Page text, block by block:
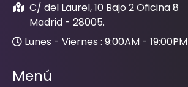
C/ del Laurel, 10 Bajo 2 Oficina 8
Madrid - 28005.
Lunes - Viernes : 9:00AM - 19:00PM
Menú